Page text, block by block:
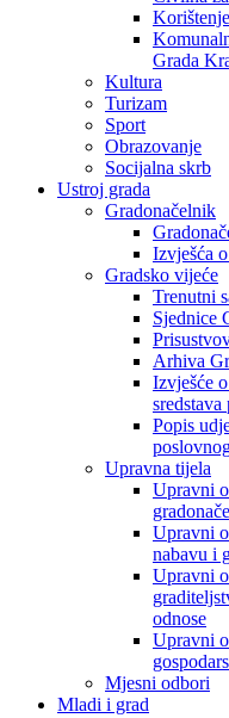
Grada
Kultura
Turizam
Sport
Obrazovanje
Socijalna skrb
Ustroj grada
Gradonačelnik
Izvješća
Gradsko vijeće
Trenutni
Sjednice
Arhiva
Izvješće
Popis
Upravna tijela
Upravni
Upravni
nabavu i
Upravni
odnose
Upravni
Mjesni odbori
Mladi i grad